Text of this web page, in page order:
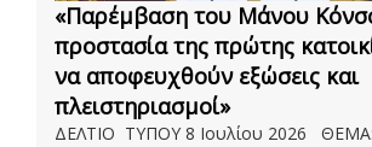
«Παρέμβαση του Μάνου
προστασία της πρώτης
να αποφευχθούν εξώσεις και
πλειστηριασμοί»
ΔΕΛΤΙΟ ΤΥΠΟΥ 8 Ιουλίου 2026